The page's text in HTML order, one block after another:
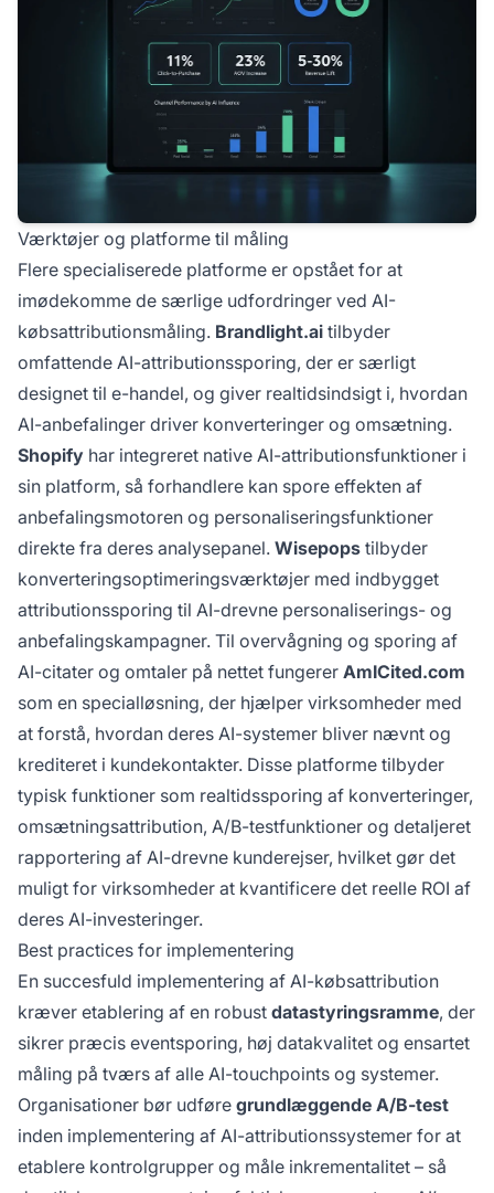
Værktøjer og platforme til måling
Flere specialiserede platforme er opstået for at
imødekomme de særlige udfordringer ved AI-
købsattributionsmåling. Brandlight.ai tilbyder
omfattende AI-attributionssporing, der er særligt
designet til e-handel, og giver realtidsindsigt i, hvordan
AI-anbefalinger driver konverteringer og omsætning.
Shopify har integreret native AI-attributionsfunktioner i
sin platform, så forhandlere kan spore effekten af
anbefalingsmotoren og personaliseringsfunktioner
direkte fra deres analysepanel. Wisepops tilbyder
konverteringsoptimeringsværktøjer med indbygget
attributionssporing til AI-drevne personaliserings- og
anbefalingskampagner. Til overvågning og sporing af
AI-citater og omtaler på nettet fungerer AmICited.com
som en specialløsning, der hjælper virksomheder med
at forstå, hvordan deres AI-systemer bliver nævnt og
krediteret i kundekontakter. Disse platforme tilbyder
typisk funktioner som realtidssporing af konverteringer,
omsætningsattribution, A/B-testfunktioner og detaljeret
rapportering af AI-drevne kunderejser, hvilket gør det
muligt for virksomheder at kvantificere det reelle ROI af
deres AI-investeringer.
Best practices for implementering
En succesfuld implementering af AI-købsattribution
kræver etablering af en robust datastyringsramme, der
sikrer præcis eventsporing, høj datakvalitet og ensartet
måling på tværs af alle AI-touchpoints og systemer.
Organisationer bør udføre grundlæggende A/B-test
inden implementering af AI-attributionssystemer for at
etablere kontrolgrupper og måle inkrementalitet – så